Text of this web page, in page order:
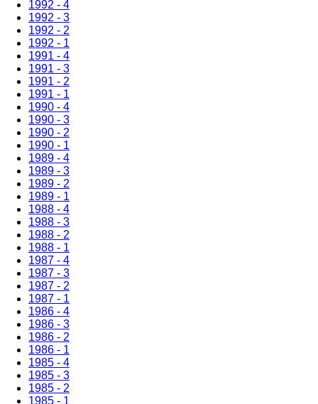
1992 - 4
1992 - 3
1992 - 2
1992 - 1
1991 - 4
1991 - 3
1991 - 2
1991 - 1
1990 - 4
1990 - 3
1990 - 2
1990 - 1
1989 - 4
1989 - 3
1989 - 2
1989 - 1
1988 - 4
1988 - 3
1988 - 2
1988 - 1
1987 - 4
1987 - 3
1987 - 2
1987 - 1
1986 - 4
1986 - 3
1986 - 2
1986 - 1
1985 - 4
1985 - 3
1985 - 2
1985 - 1